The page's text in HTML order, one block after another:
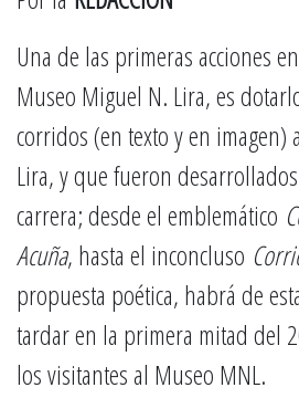
Una de las primeras acciones
Museo Miguel N. Lira, es
corridos (en texto y en
Lira, y que fueron
carrera; desde el emblemático
Acuña, hasta el inconcluso
propuesta poética, habrá de
tardar en la primera mitad del
los visitantes al Museo MNL.